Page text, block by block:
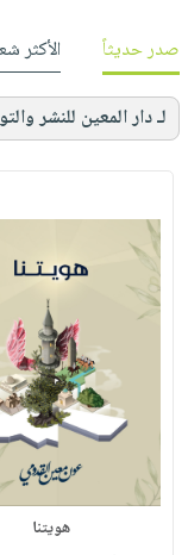
صدر حديثاً الأكثر
لـ دار المعين للنشر
هويتنا